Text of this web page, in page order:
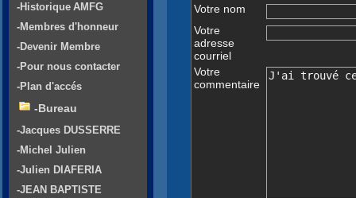
Votre nom
Votre
adresse
courriel
Votre
commentaire
-Historique AMFG
-Membres d'honneur
-Devenir Membre
-Pour nous contacter
-Plan d'accés
-Bureau
-Jacques DUSSERRE
-Michel Julien
-Julien DIAFERIA
-JEAN BAPTISTE